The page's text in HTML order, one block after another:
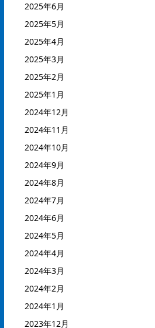
2025年6月
2025年5月
2025年4月
2025年3月
2025年2月
2025年1月
2024年12月
2024年11月
2024年10月
2024年9月
2024年8月
2024年7月
2024年6月
2024年5月
2024年4月
2024年3月
2024年2月
2024年1月
2023年12月